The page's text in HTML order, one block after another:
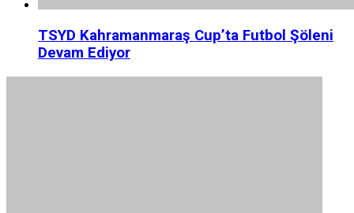
TSYD Kahramanmaraş Cup’ta Futbol Şöleni
Devam Ediyor